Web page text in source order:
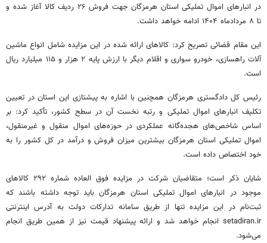
در انبارهای اموال تملیکی استان هرمزگان جهت فروش ۲۶ ردیف کالا آغاز شده و
تا ۸ مردادماه ۱۴۰۴ ادامه خواهد داشت.
این مقام قضائی تصریح کرد: کالاهای ارائه شده در این مزایده شامل انواع ماشین
آلات راهسازی، خودرو سواری و اقلام دیگر با ارزش پایه ۲ هزار و ۱۱۵ میلیارد ریال
است.
رئیس کل دادگستری هرمزگان همچنین با اشاره به پیشتازی این استان در تعیین
تکلیف انبارهای اموال تملیکی و رتبه نخست آن در سطح کشور، تأکید کرد: بر
اساس شاخص‌های هجده‌گانه عملکردی در حوزه‌های اموال منقول و غیرمنقول،
اموال تملیکی استان هرمزگان بیشترین میزان فروش و درآمد در کل کشور را به
خود اختصاص داده است.
شایان ذکر است؛ متقاضیان شرکت در مزایده فوق العاده
شماره ۲۹۲ کالاهای
موجود در انبارهای اموال تملیکی استان هرمزگان باید توجه داشته باشند که
ثبت‌نام در این مزایده تنها از طریق سامانه تدارکات دولت به آدرس اینترنتی
setadiran.ir انجام خواهد شد و ارائه پیشنهاد قیمت نیز از همین طریق انجام
می‌شود.